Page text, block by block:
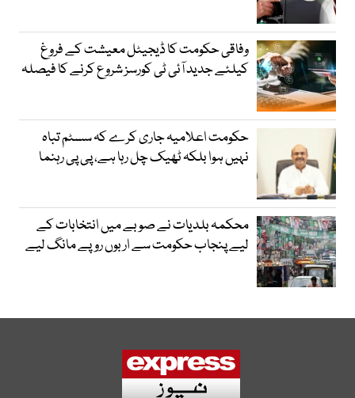
وفاقی حکومت کا ڈیجیٹل معیشت کے فروغ
کیلئے جدید آئی ٹی کورسز شروع کرنے کا فیصلہ
حکومت اعلامیہ جاری کرے کہ سسٹم تباہ
نہیں ہوا بلکہ ٹھیک چل رہا ہے، پی پی رہنما
محکمہ بلدیات نے صوبے میں انتخابات کے
لیے پنجاب حکومت سے اربوں روپے مانگ لیے